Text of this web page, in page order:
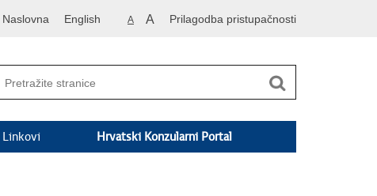
Naslovna English A A Prilagodba pristupačnosti
Linkovi Hrvatski Konzularni Portal